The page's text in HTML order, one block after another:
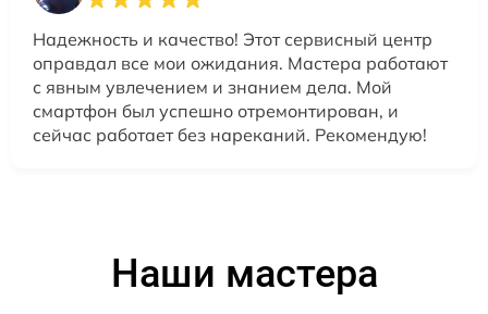
Надежность и качество! Этот сервисный центр
оправдал все мои ожидания. Мастера работают
с явным увлечением и знанием дела. Мой
смартфон был успешно отремонтирован, и
сейчас работает без нареканий. Рекомендую!
Наши мастера